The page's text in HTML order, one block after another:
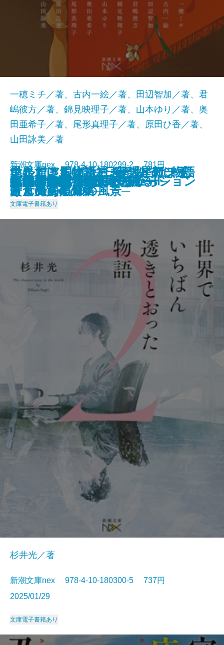
灼熱
擬傷の鳥はつかまらない
プリンシパル
アイドルだった君へ
星に届ける物語─日経「星新一
賞」受賞作品集─
あわこさま─不村家奇譚─
うしろにご用心！
ナルニア国物語3 夜明けのぼう
けん号の航海
真冬の訪問者
いただきますは、ふたりで。─恋
と食のある10の風景─
一穂ミチ／著、古内一絵／著、田辺智加／著、君
嶋彼方／著、錦見映理子／著、山本ゆり／著、奥
田亜希子／著、尾形真理子／著、原田ひ香／著、
山田詠美／著
新潮文庫nex 978-4-10-180299-2 781円
2025/01/29
文庫電子書籍あり
世界でいちばん透きとおった物語
2
杉井光／著
新潮文庫nex 978-4-10-180300-5 737円
2025/01/29
文庫電子書籍あり
家裁調査官・庵原かのん
火山のふもとで
鯉姫婚姻譚
死ぬまでに行きたい海
それでも日々はつづくから
胃が合うふたり
ブロッコリー・レボリューション
いのちの記憶─銀河を渡るII─
ナルニア国物語2 カスピアン王
子と魔法の角笛